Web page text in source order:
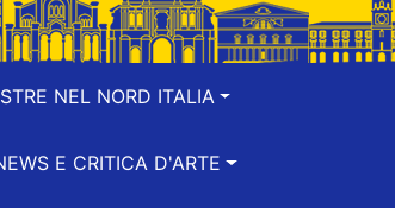
NEL NORD ITALIA
E CRITICA D'ARTE